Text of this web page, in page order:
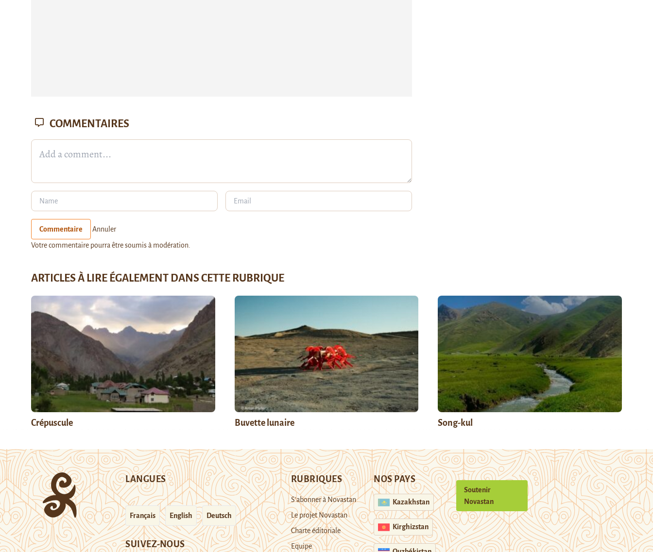
COMMENTAIRES
Commentaire Annuler
Votre commentaire pourra être soumis à modération.
ARTICLES À LIRE ÉGALEMENT DANS CETTE RUBRIQUE
Crépuscule Buvette lunaire Song-kul
LANGUES
Français English Deutsch
SUIVEZ-NOUS
RUBRIQUES
S’abonner à Novastan
Le projet Novastan
Charte éditoriale
Equipe
NOS PAYS
Kazakhstan
Kirghizstan
Soutenir
Novastan